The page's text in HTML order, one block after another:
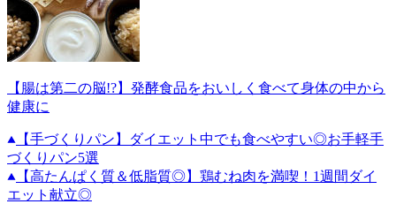
【腸は第二の脳!?】発酵食品をおいしく食べて身体の中から
健康に
【手づくりパン】ダイエット中でも食べやすい◎お手軽手
づくりパン5選
【高たんぱく質＆低脂質◎】鶏むね肉を満喫！1週間ダイ
エット献立◎